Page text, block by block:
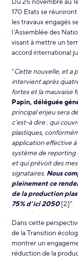
170 Etats se
les travaux engagés
l’Assemblée des
visant à mettre un
accord international
“Cette nouvelle, et a
intervient après
fortes et la mauvaise
Papin, déléguée
principal enjeu sera
c’est-à dire : qui
plastiques,
application effective
système de reporting
et qui prévoit des
signataires. Nous
pleinement ce
de la production
75% d’ici 2050 [2]”.
Dans cette
de la Transition
montrer un
réduction de la